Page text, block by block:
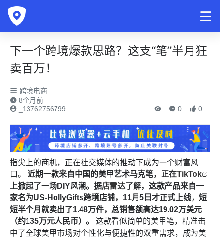
下一个跨境爆款思路？这支“笔”半月狂
卖百万！
跨境电商
8个月前
_13762756799
0 0
指尖上的商机，正在社交媒体的推动下成为一个财富风
口。 近期一款来自中国的美甲艺术马克笔，正在TikTok
上掀起了一场DIY风潮。 据店雷达 了解，这款产品来自一
家名为US-HollyGifts跨境店铺，11月5日才正式上线，短
短半个月就卖出了1.48万件，总销售额高达19.02万美元
（约135万元人民币）。
这款看似简单的美甲笔，精准击
中了全球美甲市场对个性化与便捷性的双重需求，成为美